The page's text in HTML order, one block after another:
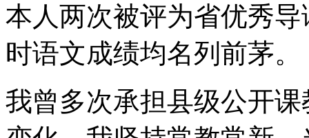
本人两次被评为省优秀
时语文成绩均名列前茅。
我曾多次承担县级公开